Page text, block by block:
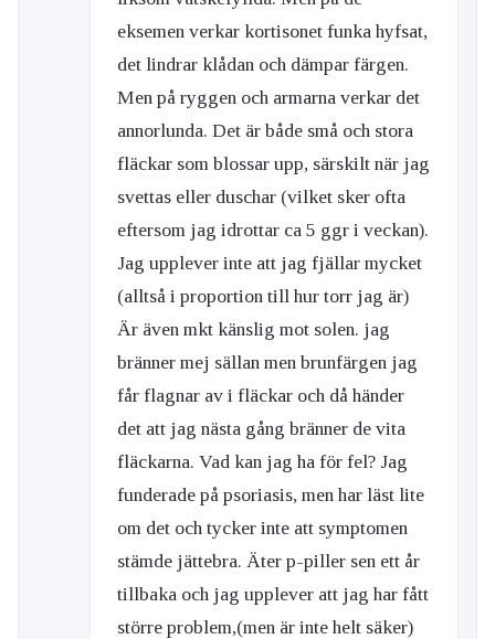
eksemen verkar kortisonet funka hyfsat,
det lindrar klådan och dämpar färgen.
Men på ryggen och armarna verkar det
annorlunda. Det är både små och stora
fläckar som blossar upp, särskilt när jag
svettas eller duschar (vilket sker ofta
eftersom jag idrottar ca 5 ggr i veckan).
Jag upplever inte att jag fjällar mycket
(alltså i proportion till hur torr jag är)
Är även mkt känslig mot solen. jag
bränner mej sällan men brunfärgen jag
får flagnar av i fläckar och då händer
det att jag nästa gång bränner de vita
fläckarna. Vad kan jag ha för fel? Jag
funderade på psoriasis, men har läst lite
om det och tycker inte att symptomen
stämde jättebra. Äter p-piller sen ett år
tillbaka och jag upplever att jag har fått
större problem,(men är inte helt säker)